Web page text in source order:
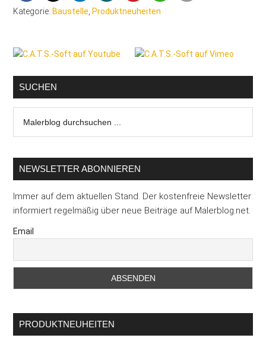
Kategorie: Baustelle Produktneuheiten
Seitenspalte
SUCHEN
durchsuchen
NEWSLETTER ABONNIEREN
Immer auf dem aktuellen Stand. Der kostenfreie Newsletter
informiert regelmäßig über neue Beiträge auf Malerblog.net.
Email
PRODUKTNEUHEITEN